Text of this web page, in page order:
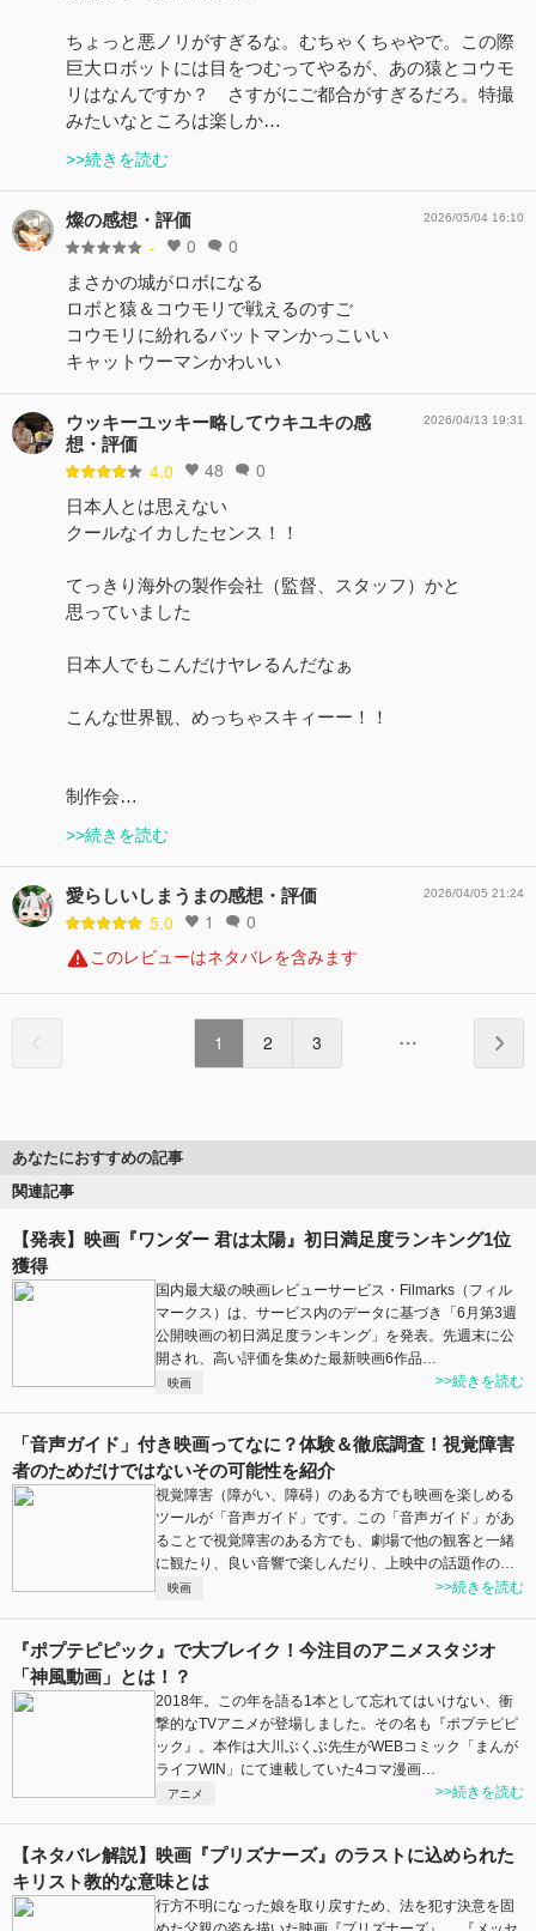
ちょっと悪ノリがすぎるな。むちゃくちゃやで。この際
巨大ロボットには目をつむってやるが、あの猿とコウモ
リはなんですか？ さすがにご都合がすぎるだろ。特撮
みたいなところは楽しか…
>>続きを読む
燦の感想・評価
- 0 0
2026/05/04 16:10
まさかの城がロボになる
ロボと猿＆コウモリで戦えるのすご
コウモリに紛れるバットマンかっこいい
キャットウーマンかわいい
ウッキーユッキー略してウキユキの感
想・評価
4.0 48 0
2026/04/13 19:31
日本人とは思えない
クールなイカしたセンス！！
てっきり海外の製作会社（監督、スタッフ）かと
思っていました
日本人でもこんだけヤレるんだなぁ
こんな世界観、めっちゃスキィーー！！
制作会…
>>続きを読む
愛らしいしまうまの感想・評価
5.0 1 0
2026/04/05 21:24
このレビューはネタバレを含みます
1 2 3
あなたにおすすめの記事
関連記事
【発表】映画『ワンダー 君は太陽』初日満足度ランキング1位
獲得
国内最大級の映画レビューサービス・Filmarks（フィル
マークス）は、サービス内のデータに基づき「6月第3週
公開映画の初日満足度ランキング」を発表。先週末に公
開され、高い評価を集めた最新映画6作品…
映画 >>続きを読む
「音声ガイド」付き映画ってなに？体験＆徹底調査！視覚障害
者のためだけではないその可能性を紹介
視覚障害（障がい、障碍）のある方でも映画を楽しめる
ツールが「音声ガイド」です。この「音声ガイド」があ
ることで視覚障害のある方でも、劇場で他の観客と一緒
に観たり、良い音響で楽しんだり、上映中の話題作の…
映画 >>続きを読む
『ポプテピピック』で大ブレイク！今注目のアニメスタジオ
「神風動画」とは！？
2018年。この年を語る1本として忘れてはいけない、衝
撃的なTVアニメが登場しました。その名も『ポプテピピ
ック』。本作は大川ぶくぶ先生がWEBコミック「まんが
ライフWIN」にて連載していた4コマ漫画…
アニメ >>続きを読む
【ネタバレ解説】映画『プリズナーズ』のラストに込められた
キリスト教的な意味とは
行方不明になった娘を取り戻すため、法を犯す決意を固